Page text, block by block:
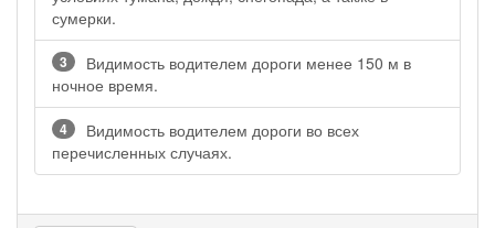
сумерки.
3
Видимость водителем дороги менее 150 м в
ночное время.
4
Видимость водителем дороги во всех
перечисленных случаях.